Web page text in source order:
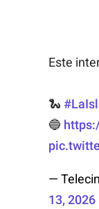
Este
🐍
🔵
—
13, 2026